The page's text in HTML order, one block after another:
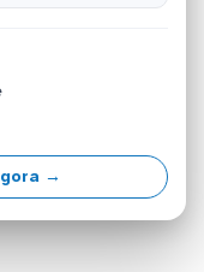
→